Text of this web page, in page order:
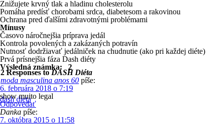
Znižujete krvný tlak a hladinu cholesterolu
Pomáha predísť chorobami srdca, diabetesom a rakovinou
Ochrana pred ďalšími zdravotnými problémami
Mínusy
Časovo náročnejšia príprava jedál
Kontrola povolených a zakázaných potravín
Nutnosť dodržiavať jedálniček na chudnutie (ako pri každej diéte)
Prvá prísnejšia fáza Dash diéty
Výsledná známka: 2
dash dieta
2 Responses toDASH Diéta
moda masculina anos 60 píše:
6. februára 2018 o 7:19
show muito legal
Odpovedať
Danka píše:
7. októbra 2015 o 11:58